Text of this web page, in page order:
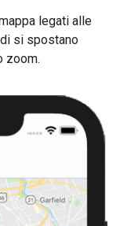
legati alle
si spostano
zoom.